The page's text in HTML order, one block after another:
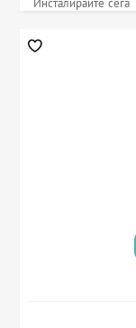
Инсталирайте сега